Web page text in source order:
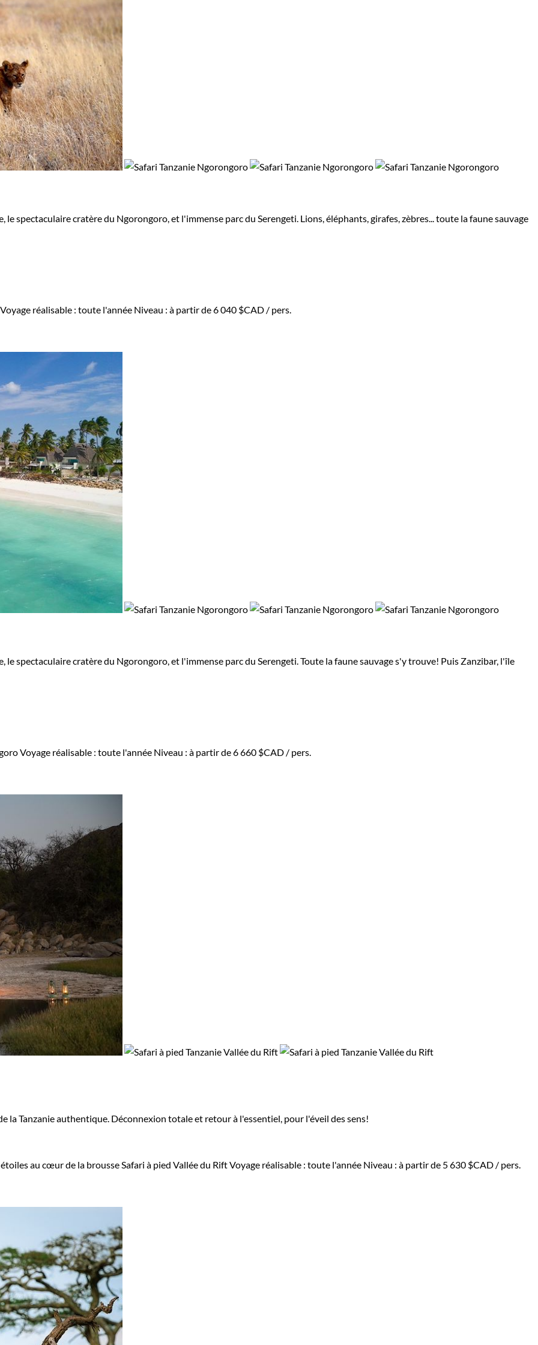
spectaculaire cratère du Ngorongoro, et l'immense parc du Serengeti. Lions, éléphants, girafes, zèbres... toute la faune sauvage
Voyage réalisable : toute l'année Niveau : à partir de6 040 $CAD / pers.
spectaculaire cratère du Ngorongoro, et l'immense parc du Serengeti. Toute la faune sauvage s'y trouve! Puis Zanzibar, l'île
Voyage réalisable : toute l'année Niveau : à partir de6 660 $CAD / pers.
Tanzanie authentique. Déconnexion totale et retour à l'essentiel, pour l'éveil des sens!
au cœur de la brousseSafari à pied Vallée du RiftVoyage réalisable : toute l'année Niveau : à partir de 5 630 $CAD / pers.